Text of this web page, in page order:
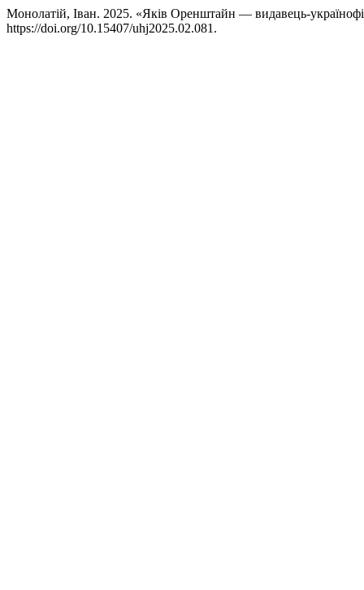
Монолатій, Іван. 2025. «Яків Оренштайн — видавець-
https://doi.org/10.15407/uhj2025.02.081.